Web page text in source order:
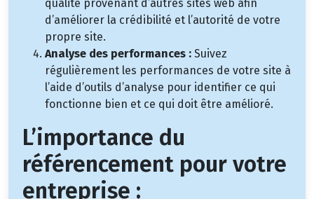
qualité provenant d’autres sites web afin
d’améliorer la crédibilité et l’autorité de votre
propre site.
Analyse des performances : Suivez
régulièrement les performances de votre site à
l’aide d’outils d’analyse pour identifier ce qui
fonctionne bien et ce qui doit être amélioré.
L’importance du
référencement pour votre
entreprise :